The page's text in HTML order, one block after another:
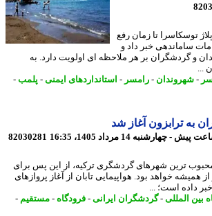
تا زمان رفع
خبر داد و
بر هر ملاحظه ای اولویت دارد. به
شهروندان- رامسر-استانداردهای ایمنی-پلمب-
ترابزون آغاز شد
82030281
ترین شهرهای گردشگری ترکیه، از این پس برای
خواهد بود. هواپیمایی تابان از آغاز پروازهای
است؛ ...
المللی-گردشگران ایرانی- فرودگاه-مستقیم-